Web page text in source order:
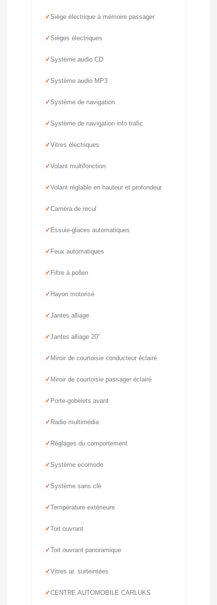
Siège électrique à mémoire passager
Sièges électriques
Système audio CD
Système audio MP3
Système de navigation
Système de navigation info trafic
Vitres électriques
Volant multifonction
Volant réglable en hauteur et profondeur
Caméra de recul
Essuie-glaces automatiques
Feux automatiques
Filtre à pollen
Hayon motorisé
Jantes alliage
Jantes alliage 20″
Miroir de courtoisie conducteur éclairé
Miroir de courtoisie passager éclairé
Porte-gobelets avant
Radio multimédia
Réglages du comportement
Système ecomode
Système sans clé
Température extérieure
Toit ouvrant
Toit ouvrant panoramique
Vitres ar. surteintées
CENTRE AUTOMOBILE CARLUKS